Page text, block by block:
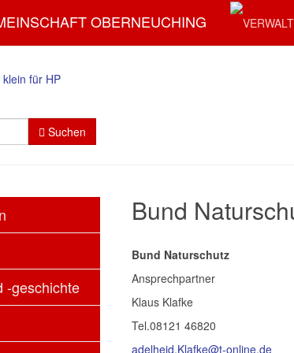
OBERNEUCHING
Suchen
Bund
Bund Naturschutz
Ansprechpartner
Klaus Klafke
Tel.08121 46820
adelheid.Klafke@t-online.de
-geschichte